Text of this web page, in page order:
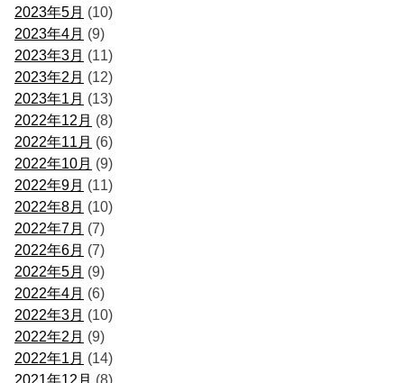
2023年5月 (10)
2023年4月 (9)
2023年3月 (11)
2023年2月 (12)
2023年1月 (13)
2022年12月 (8)
2022年11月 (6)
2022年10月 (9)
2022年9月 (11)
2022年8月 (10)
2022年7月 (7)
2022年6月 (7)
2022年5月 (9)
2022年4月 (6)
2022年3月 (10)
2022年2月 (9)
2022年1月 (14)